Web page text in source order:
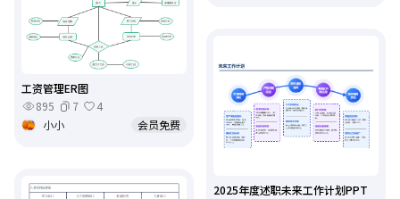
工资管理ER图
895
7
4
小小
会员免费
2025年度述职未来工作计划PPT